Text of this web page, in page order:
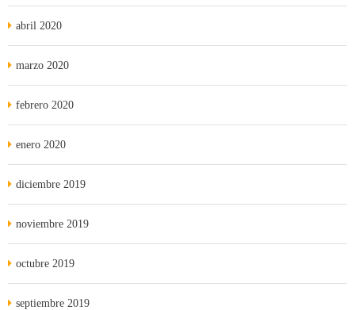
abril 2020
marzo 2020
febrero 2020
enero 2020
diciembre 2019
noviembre 2019
octubre 2019
septiembre 2019